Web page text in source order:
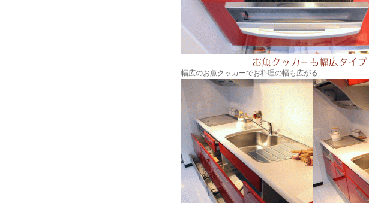
幅広のお魚クッカーでお料理の幅も広がる